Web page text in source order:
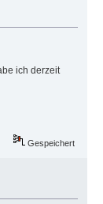
ich derzeit
Gespeichert